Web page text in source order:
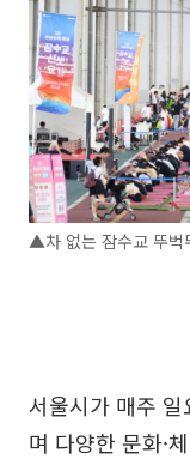
▲차 없는 잠수교 뚜벅
서울시가 매주
며 다양한 문화·